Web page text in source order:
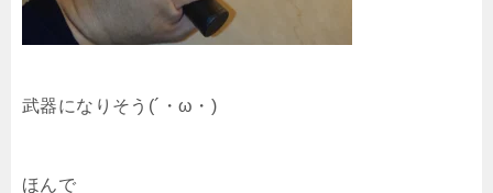
武器になりそう(´・ω・)
ほんで